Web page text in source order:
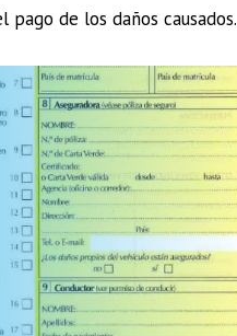
de los daños causados.